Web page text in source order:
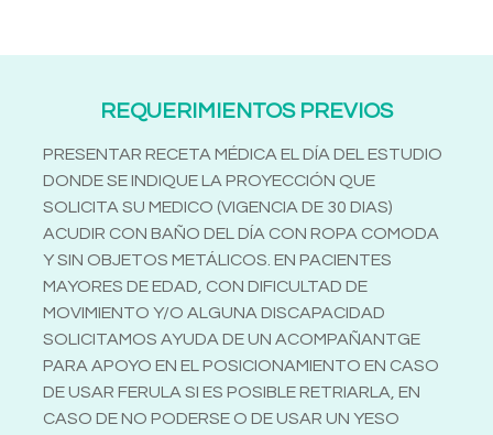
REQUERIMIENTOS PREVIOS
PRESENTAR RECETA MÉDICA EL DÍA DEL ESTUDIO
DONDE SE INDIQUE LA PROYECCIÓN QUE
SOLICITA SU MEDICO (VIGENCIA DE 30 DIAS)
ACUDIR CON BAÑO DEL DÍA CON ROPA COMODA
Y SIN OBJETOS METÁLICOS. EN PACIENTES
MAYORES DE EDAD, CON DIFICULTAD DE
MOVIMIENTO Y/O ALGUNA DISCAPACIDAD
SOLICITAMOS AYUDA DE UN ACOMPAÑANTGE
PARA APOYO EN EL POSICIONAMIENTO EN CASO
DE USAR FERULA SI ES POSIBLE RETRIARLA, EN
CASO DE NO PODERSE O DE USAR UN YESO